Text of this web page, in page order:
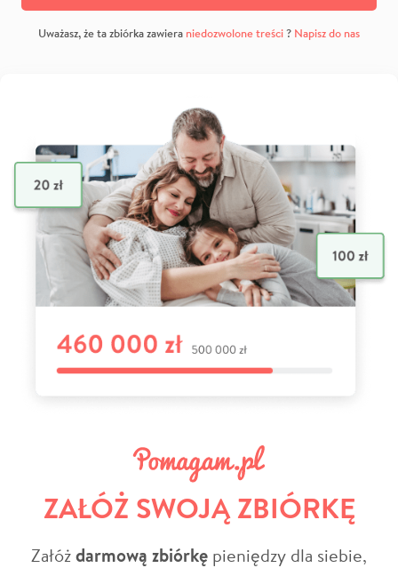
Uważasz, że ta zbiórka zawiera niedozwolone treści? Napisz do nas
ZAŁÓŻ SWOJĄ ZBIÓRKĘ
Załóżdarmową zbiórkę pieniędzy dla siebie,